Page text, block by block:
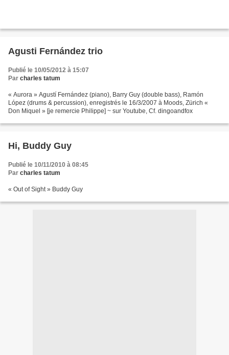
Agusti Fernández trio
Publié le 10/05/2012 à 15:07
Par charles tatum
« Aurora » Agustí Fernández (piano), Barry Guy (double bass), Ramón
López (drums & percussion), enregistrés le 16/3/2007 à Moods, Zürich «
Don Miquel » [je remercie Philippe] ~ sur Youtube, Cf. dingoandfox
Hi, Buddy Guy
Publié le 10/11/2010 à 08:45
Par charles tatum
« Out of Sight » Buddy Guy